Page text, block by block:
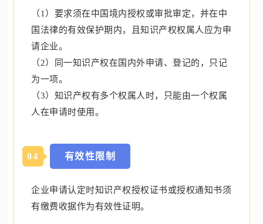
（1）要求须在中国境内授权或审批审定，并在中
国法律的有效保护期内，且知识产权权属人应为申
请企业。
（2）同一知识产权在国内外申请、登记的，只记
为一项。
（3）知识产权有多个权属人时，只能由一个权属
人在申请时使用。
04 有效性限制
企业申请认定时知识产权授权证书或授权通知书须
有缴费收据作为有效性证明。